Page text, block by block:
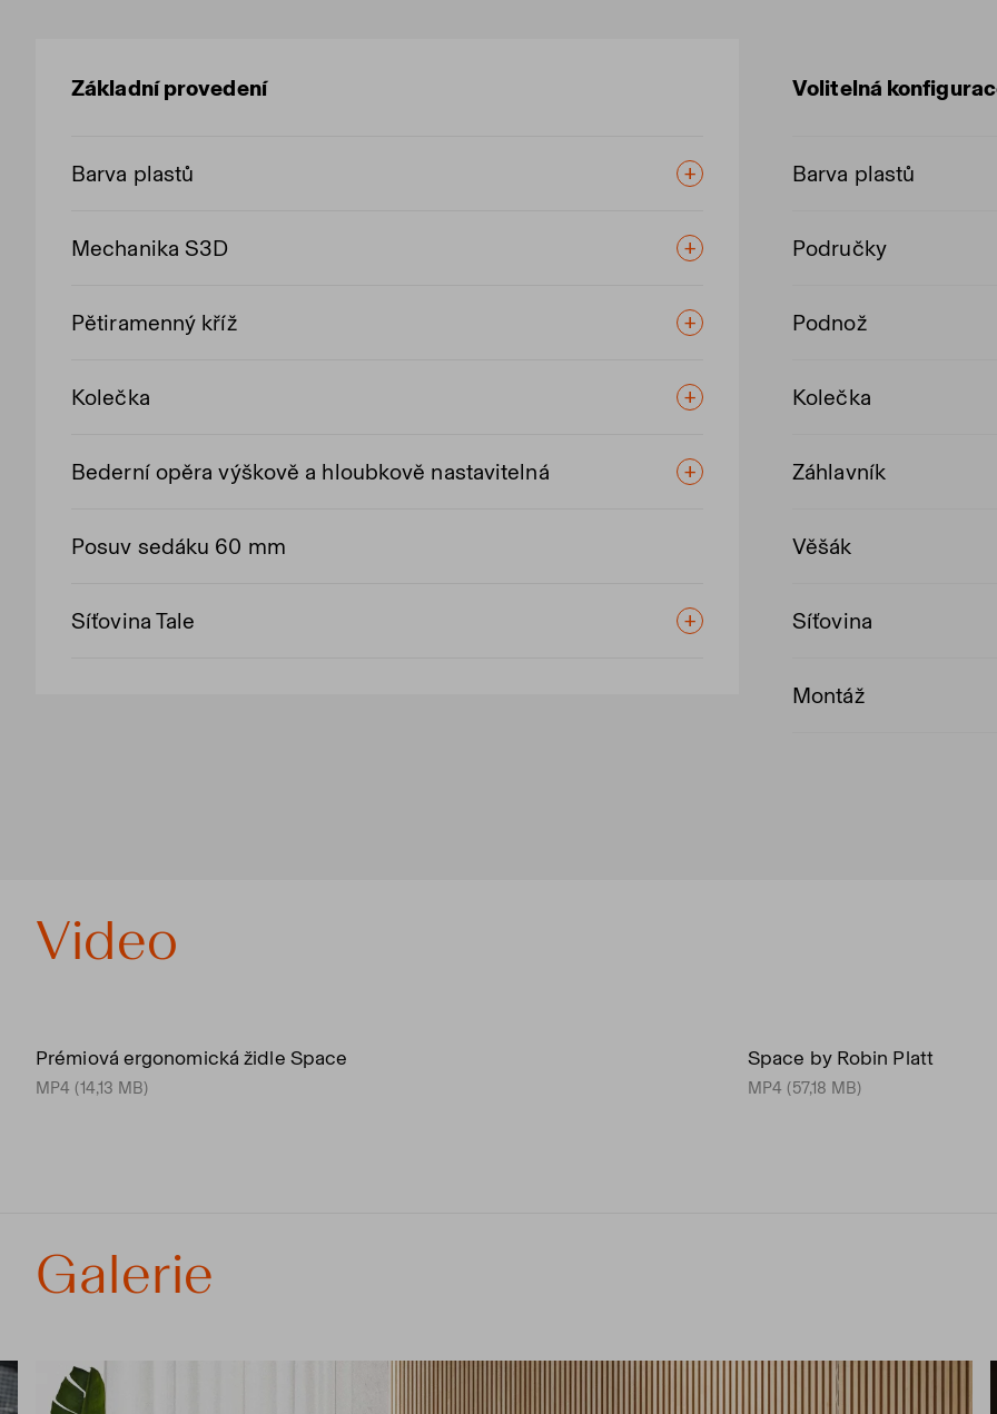
Základní provedení
Barva plastů
Mechanika S3D
Pětiramenný kříž
Kolečka
Bederní opěra výškově a hloubkově nastavitelná
Posuv sedáku 60 mm
Síťovina Tale
Volitelná
Barva plastů
Područky
Podnož
Kolečka
Záhlavník
Věšák
Síťovina
Montáž
Video
Prémiová ergonomická židle Space
MP4 (14,13 MB)
Space by Robin Platt
MP4 (57,18 MB)
Galerie